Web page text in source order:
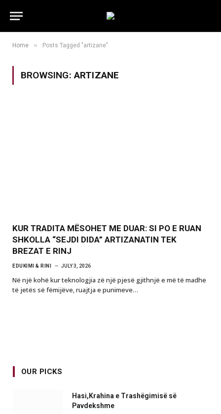
Home » Posts Tagged "artizane"
BROWSING:ARTIZANE
KUR TRADITA MËSOHET ME DUAR: SI PO E RUAN
SHKOLLA “SEJDI DIDA” ARTIZANATIN TEK
BREZAT E RINJ
EDUKIMI & RINI JULY 3, 2026
Në një kohë kur teknologjia zë një pjesë gjithnjë e më të madhe
të jetës së fëmijëve, ruajtja e punimeve…
OUR PICKS
Hasi,Krahina e Trashëgimisë së
Pavdekshme